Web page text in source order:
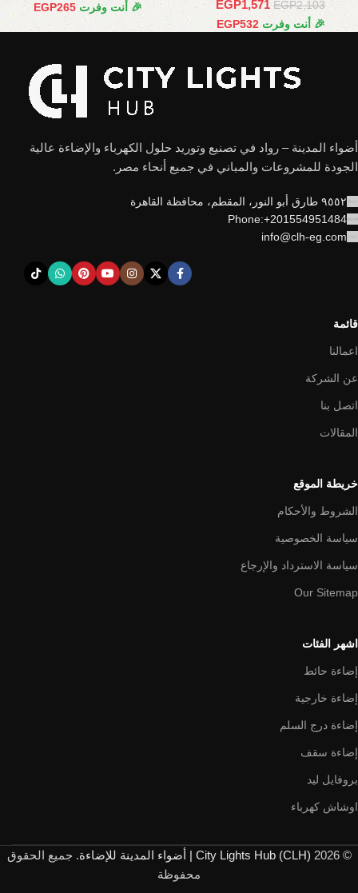
EGP2,103
EGP1,571
🎉 أنت وفرت EGP532
🎉 أنت وفرت EGP265
أضواء المدينة – رواد في تصنيع وتوريد حلول الكهرباء والإضاءة عالية
الجودة للمشروعات والمباني في جميع أنحاء مصر.
٩٥٥٢ طارق أبو النور، المقطم، محافظة القاهرة
Phone:+201554951484
info@clh-eg.com
قائمة
اعمالنا
عن الشركة
اتصل بنا
المقالات
خريطة الموقع
الشروط والأحكام
سياسة الخصوصية
سياسة الاسترداد والإرجاع
Our Sitemap
اشهر الفئات
إضاءة حائط
إضاءة خارجية
إضاءة درج السلم
إضاءة سقف
بروفايل ليد
اوشاش كهرباء
© 2026 City Lights Hub (CLH) | أضواء المدينة للإضاءة
. جميع الحقوق
محفوظة